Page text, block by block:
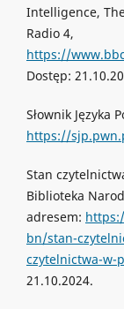
Intelligence,
Radio 4,
https://
Dostęp:
Słownik Języka
https://
Stan
Biblioteka
adresem:
bn/stan-
czytelnictwa-w-
21.10.2024.